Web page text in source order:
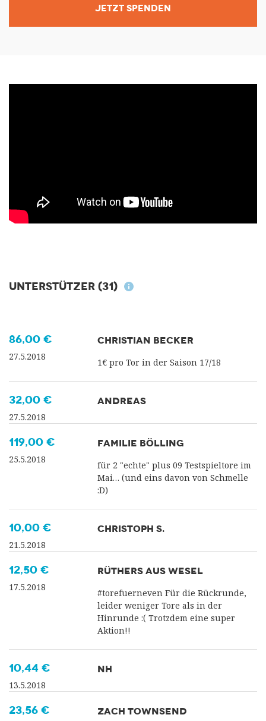
JETZT SPENDEN
Unterstützer (31)
86,00 €
27.5.2018
CHRISTIAN BECKER
1€ pro Tor in der Saison 17/18
32,00 €
27.5.2018
ANDREAS
119,00 €
25.5.2018
FAMILIE BÖLLING
für 2 "echte" plus 09 Testspieltore im
Mai… (und eins davon von Schmelle
:D)
10,00 €
21.5.2018
CHRISTOPH S.
12,50 €
17.5.2018
RÜTHERS AUS WESEL
#torefuerneven Für die Rückrunde,
leider weniger Tore als in der
Hinrunde :( Trotzdem eine super
Aktion!!
10,44 €
13.5.2018
NH
23,56 € ZACH TOWNSEND